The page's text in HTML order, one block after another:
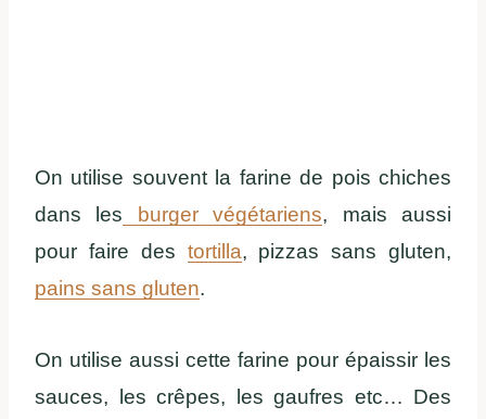
On utilise souvent la farine de pois chiches
dans les burger végétariens, mais aussi
pour faire des tortilla, pizzas sans gluten,
pains sans gluten.
On utilise aussi cette farine pour épaissir les
sauces, les crêpes, les gaufres etc… Des